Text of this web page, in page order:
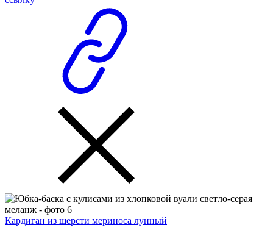
Кардиган из шерсти мериноса лунный